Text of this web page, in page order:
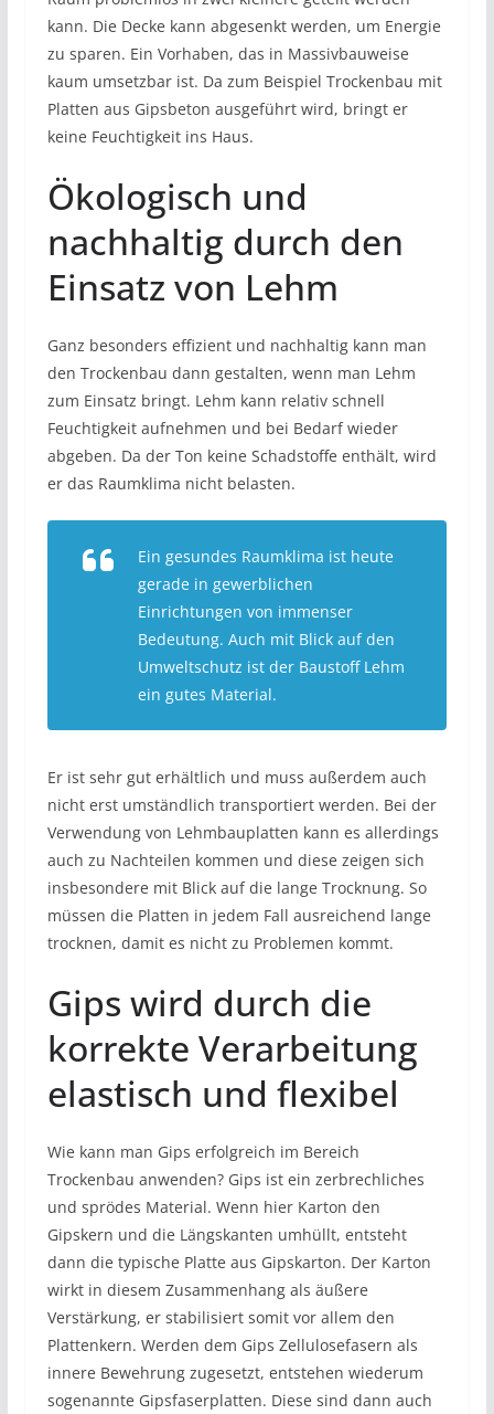
kann. Die Decke kann abgesenkt werden, um Energie
zu sparen. Ein Vorhaben, das in Massivbauweise
kaum umsetzbar ist. Da zum Beispiel Trockenbau mit
Platten aus Gipsbeton ausgeführt wird, bringt er
keine Feuchtigkeit ins Haus.
Ökologisch und
nachhaltig durch den
Einsatz von Lehm
Ganz besonders effizient und nachhaltig kann man
den Trockenbau dann gestalten, wenn man Lehm
zum Einsatz bringt. Lehm kann relativ schnell
Feuchtigkeit aufnehmen und bei Bedarf wieder
abgeben. Da der Ton keine Schadstoffe enthält, wird
er das Raumklima nicht belasten.
Ein gesundes Raumklima ist heute
gerade in gewerblichen
Einrichtungen von immenser
Bedeutung. Auch mit Blick auf den
Umweltschutz ist der Baustoff Lehm
ein gutes Material.
Er ist sehr gut erhältlich und muss außerdem auch
nicht erst umständlich transportiert werden. Bei der
Verwendung von Lehmbauplatten kann es allerdings
auch zu Nachteilen kommen und diese zeigen sich
insbesondere mit Blick auf die lange Trocknung. So
müssen die Platten in jedem Fall ausreichend lange
trocknen, damit es nicht zu Problemen kommt.
Gips wird durch die
korrekte Verarbeitung
elastisch und flexibel
Wie kann man Gips erfolgreich im Bereich
Trockenbau anwenden? Gips ist ein zerbrechliches
und sprödes Material. Wenn hier Karton den
Gipskern und die Längskanten umhüllt, entsteht
dann die typische Platte aus Gipskarton. Der Karton
wirkt in diesem Zusammenhang als äußere
Verstärkung, er stabilisiert somit vor allem den
Plattenkern. Werden dem Gips Zellulosefasern als
innere Bewehrung zugesetzt, entstehen wiederum
sogenannte Gipsfaserplatten. Diese sind dann auch